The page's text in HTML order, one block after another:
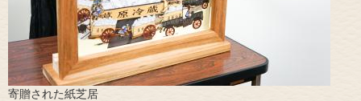
​寄贈された紙芝居